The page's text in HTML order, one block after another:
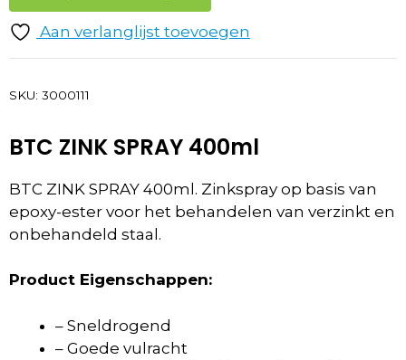
Aan verlanglijst toevoegen
SKU: 3000111
BTC ZINK SPRAY 400ml
BTC ZINK SPRAY 400ml. Zinkspray op basis van
epoxy-ester voor het behandelen van verzinkt en
onbehandeld staal.
Product Eigenschappen:
– Sneldrogend
– Goede vulracht